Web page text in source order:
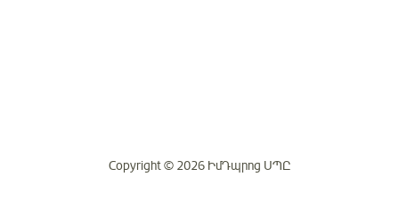
Copyright © 2026 ԻմԴպրոց ՍՊԸ